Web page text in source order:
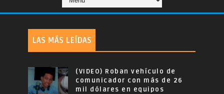
LAS MÁS LEÍDAS
(VIDEO) Roban vehículo de
comunicador con más de 26
mil dólares en equipos